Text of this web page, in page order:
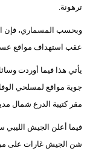
ترهونة.
وبحسب المسماري، فإن
عقب استهداف مواقع
يأتي هذا فيما أوردت
جوية مواقع لمسلحي
مقر كتيبة الدرع شمال
فيما أعلن الجيش
شن الجيش غارات على